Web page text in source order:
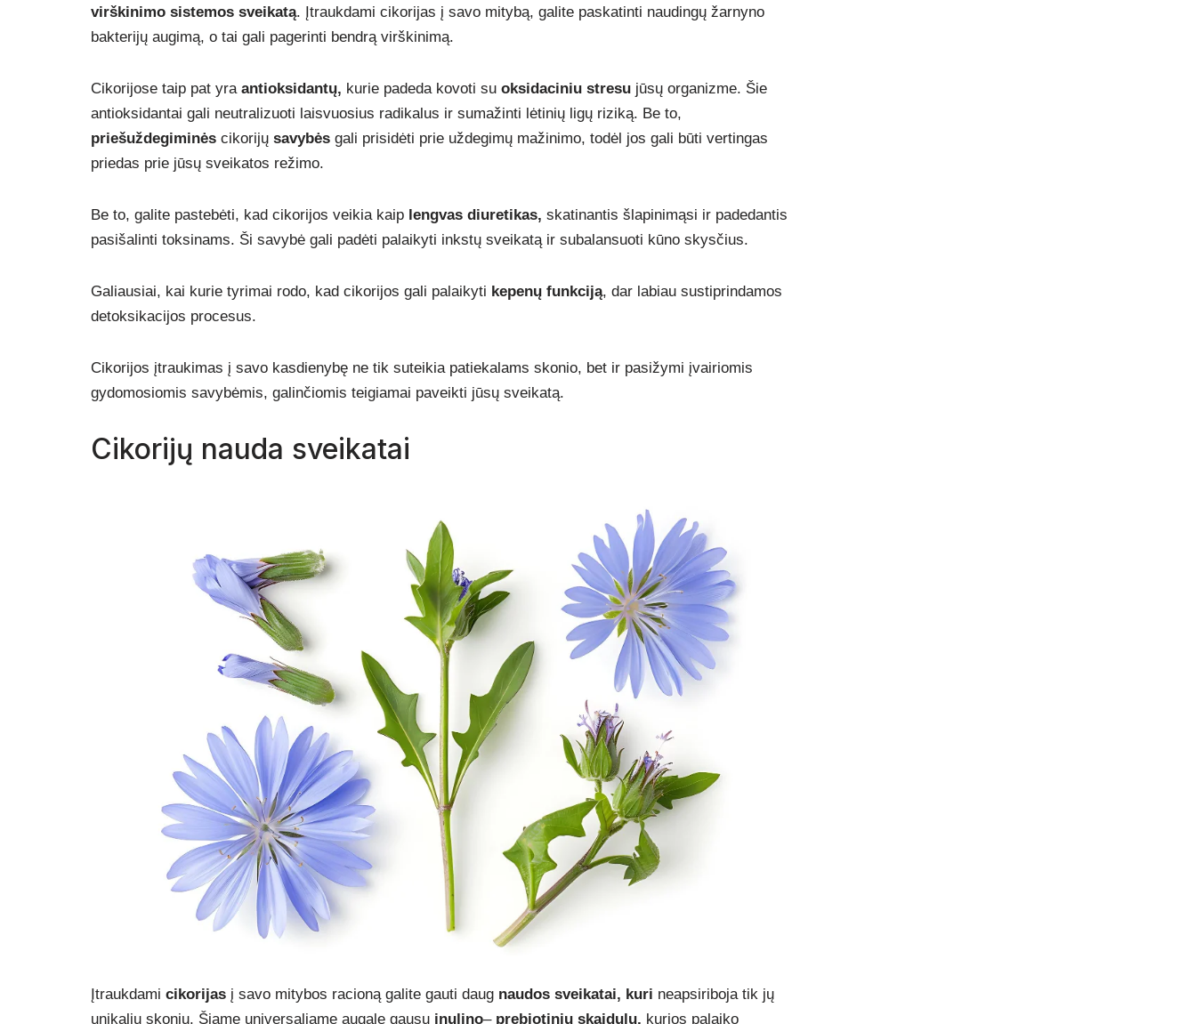
virškinimo sistemos sveikatą. Įtraukdami cikorijas į savo mitybą, galite paskatinti naudingų žarnyno
bakterijų augimą, o tai gali pagerinti bendrą virškinimą.
Cikorijose taip pat yra antioksidantų, kurie padeda kovoti su oksidaciniu stresu jūsų organizme. Šie
antioksidantai gali neutralizuoti laisvuosius radikalus ir sumažinti lėtinių ligų riziką. Be to,
priešuždegiminės cikorijų savybės gali prisidėti prie uždegimų mažinimo, todėl jos gali būti vertingas
priedas prie jūsų sveikatos režimo.
Be to, galite pastebėti, kad cikorijos veikia kaip lengvas diuretikas, skatinantis šlapinimąsi ir padedantis
pasišalinti toksinams. Ši savybė gali padėti palaikyti inkstų sveikatą ir subalansuoti kūno skysčius.
Galiausiai, kai kurie tyrimai rodo, kad cikorijos gali palaikyti kepenų funkciją, dar labiau sustiprindamos
detoksikacijos procesus.
Cikorijos įtraukimas į savo kasdienybę ne tik suteikia patiekalams skonio, bet ir pasižymi įvairiomis
gydomosiomis savybėmis, galinčiomis teigiamai paveikti jūsų sveikatą.
Cikorijų nauda sveikatai
Įtraukdami cikorijas į savo mitybos racioną galite gauti daug naudos sveikatai, kuri neapsiriboja tik jų
unikaliu skoniu. Šiame universaliame augale gausu inulino– prebiotinių skaidulų, kurios palaiko